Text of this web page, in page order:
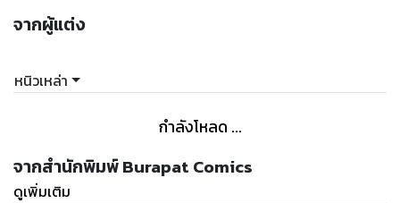
จากผู้แต่ง
หนิวเหล่า
กำลังโหลด ...
จากสำนักพิมพ์ Burapat Comics
ดูเพิ่มเติม